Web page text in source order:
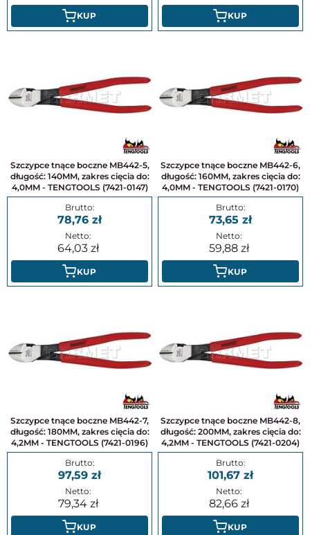
KUP KUP
Szczypce tnące boczne MB442-5,
długość: 140MM, zakres cięcia do:
4,0MM - TENGTOOLS (7421-0147)
78,76
64,03
KUP
Szczypce tnące boczne MB442-6,
długość: 160MM, zakres cięcia do:
4,0MM - TENGTOOLS (7421-0170)
73,65
59,88
KUP
Szczypce tnące boczne MB442-7,
długość: 180MM, zakres cięcia do:
4,2MM - TENGTOOLS (7421-0196)
97,59
79,34
KUP
Szczypce tnące boczne MB442-8,
długość: 200MM, zakres cięcia do:
4,2MM - TENGTOOLS (7421-0204)
101,67
82,66
KUP